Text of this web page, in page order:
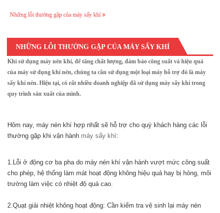
Những lỗi thường gặp của máy sấy khí
NHỮNG LỖI THƯỜNG GẶP CỦA MÁY SẤY KHÍ
Khi sử dụng máy nén khí, để tăng chất lượng, đảm bảo công suất và hiệu quả
của máy sử dụng khí nén, chúng ta cần sử dụng một loại máy hỗ trợ đó là máy
sấy khí nén. Hiện tại, có rất nhiều doanh nghiệp đã sử dụng máy sấy khí trong
quy trình sản xuất của mình.
Hôm nay, máy nén khí hợp nhất sẽ hỗ trợ cho quý khách hàng các lỗi
thường gặp khi vận hành máy sấy khí:
1.Lỗi ở động cơ ba pha do máy nén khí vận hành vượt mức công suất
cho phép, hệ thống làm mát hoạt động không hiệu quả hay bị hỏng, môi
trường làm việc có nhiệt độ quá cao.
2.Quạt giải nhiệt không hoạt động: Cần kiểm tra vệ sinh lại máy nén